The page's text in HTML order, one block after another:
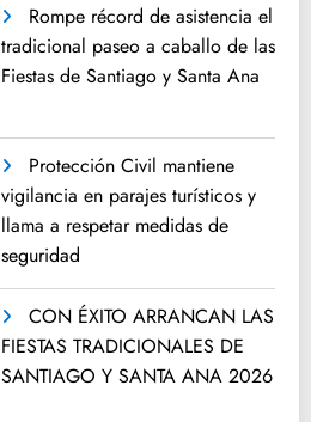
Rompe récord de asistencia el
tradicional paseo a caballo de las
Fiestas de Santiago y Santa Ana
Protección Civil mantiene
vigilancia en parajes turísticos y
llama a respetar medidas de
seguridad
CON ÉXITO ARRANCAN LAS
FIESTAS TRADICIONALES DE
SANTIAGO Y SANTA ANA 2026